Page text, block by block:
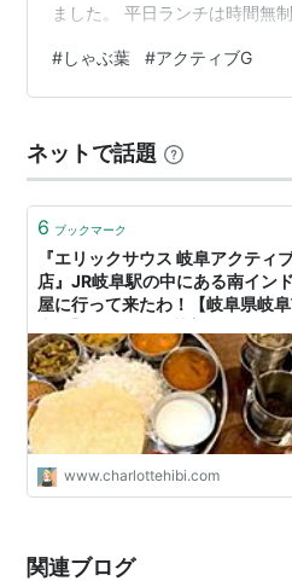
ました。 平日ランチは時間無
サイト。 しゃぶ葉はすかいら
ぶ食べ放題専門店。 自分はま
店があるようです。 どんな感
ようかな。 ＼キャンペーン最
#しゃぶ葉 #アクティブG
ネットで話題
6 ブックマーク
『エリックサウス 岐阜アクティ
店』JR岐阜駅の中にある南イン
屋に行って来たわ！【岐阜県岐阜
www.charlottehibi.com
関連ブログ